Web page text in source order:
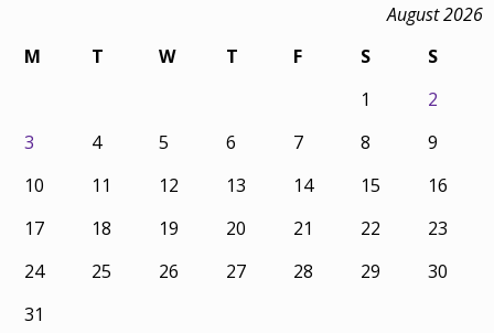
August 2026
M
T W T F S
S
1
2
3
4 5 6 7 8
9
10
11 12 13 14 15
16
17
18 19 20 21 22
23
24
25 26 27 28 29
30
31